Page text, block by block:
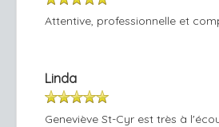
Attentive, professionnelle et
Linda
Geneviève St-Cyr est très à